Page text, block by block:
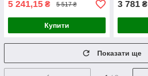
5 241,15 ₴ 5 517 ₴
Купити
3 781 ₴
Показати ще